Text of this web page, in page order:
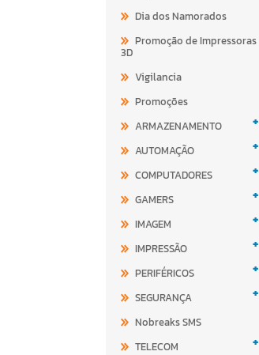
Dia dos Namorados
Promoção de Impressoras
3D
Vigilancia
Promoções
ARMAZENAMENTO
+
AUTOMAÇÃO +
COMPUTADORES +
GAMERS +
IMAGEM +
IMPRESSÃO +
PERIFÉRICOS +
SEGURANÇA +
Nobreaks SMS
TELECOM
+